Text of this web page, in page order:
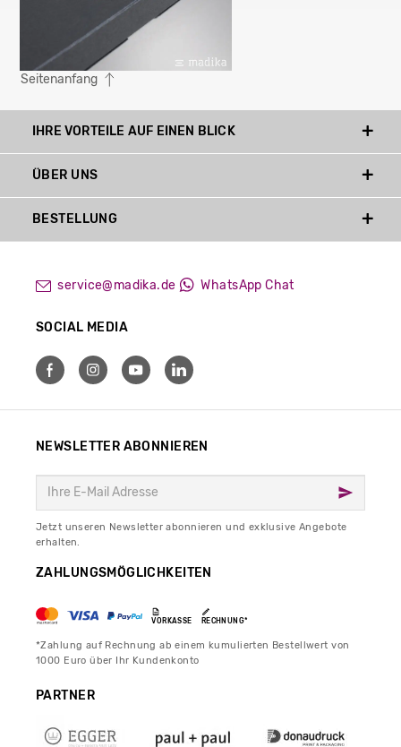
Seitenanfang
IHRE VORTEILE AUF EINEN BLICK
service@madika.de WhatsApp Chat
SOCIAL MEDIA
ÜBER UNS
BESTELLUNG
NEWSLETTER ABONNIEREN
Jetzt unseren Newsletter abonnieren und exklusive Angebote
erhalten.
ZAHLUNGSMÖGLICHKEITEN
VORKASSE RECHNUNG*
*Zahlung auf Rechnung ab einem kumulierten Bestellwert von
1000 Euro über Ihr Kundenkonto
PARTNER